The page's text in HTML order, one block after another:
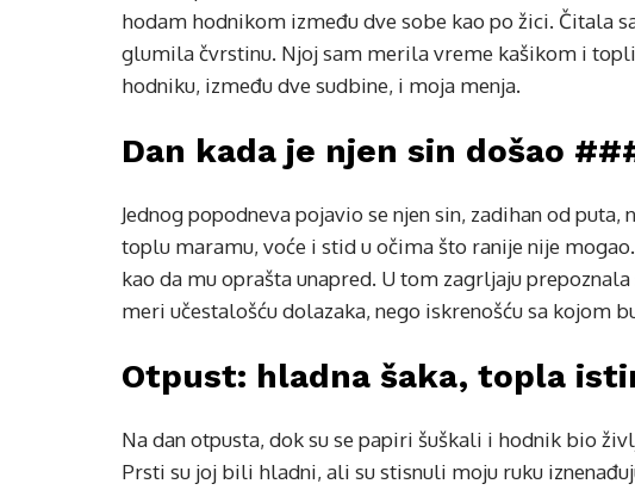
hodam hodnikom između dve sobe kao po žici. Čitala
glumila čvrstinu. Njoj sam merila vreme kašikom i
hodniku, između dve sudbine, i moja menja.
Dan kada je njen sin došao
Jednog popodneva pojavio se njen sin, zadihan od
toplu maramu, voće i stid u očima što ranije nije
kao da mu oprašta unapred. U tom zagrljaju
meri učestalošću dolazaka, nego iskrenošću sa kojom
Otpust: hladna šaka, topla
Na dan otpusta, dok su se papiri šuškali i hodnik bio
Prsti su joj bili hladni, ali su stisnuli moju ruku